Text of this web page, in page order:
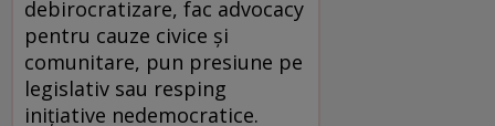
debirocratizare, fac advocacy
pentru cauze civice şi
comunitare, pun presiune pe
legislativ sau resping
iniţiative nedemocratice.